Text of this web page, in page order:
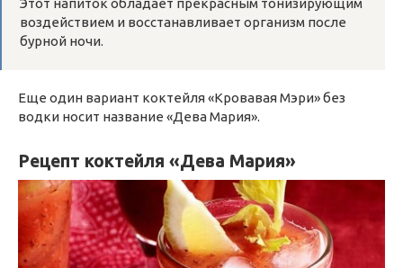
Этот напиток обладает прекрасным тонизирующим
воздействием и восстанавливает организм после
бурной ночи.
Еще один вариант коктейля «Кровавая Мэри» без
водки носит название «Дева Мария».
Рецепт коктейля «Дева Мария»